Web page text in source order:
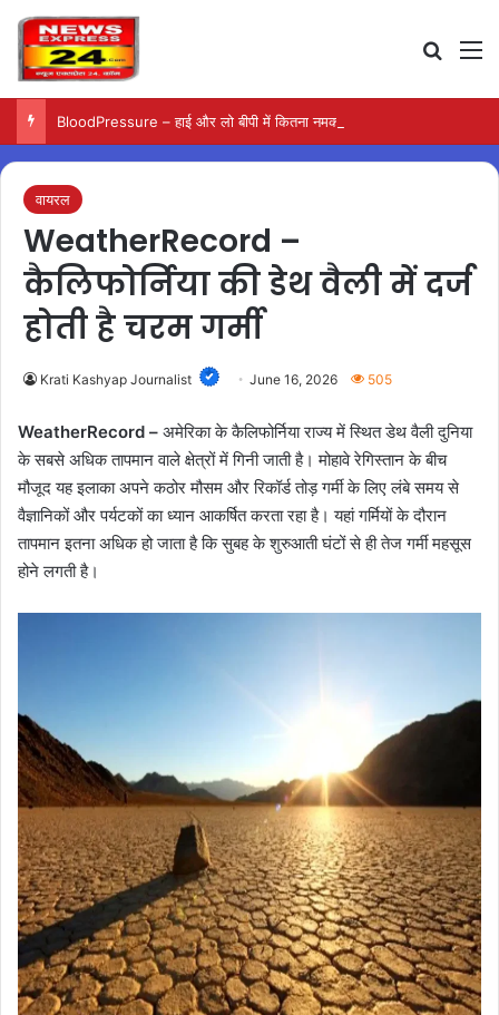
वायरल
WeatherRecord –
कैलिफोर्निया की डेथ वैली में दर्ज
होती है चरम गर्मी
Krati Kashyap Journalist June 16, 2026 505
WeatherRecord – अमेरिका के कैलिफोर्निया राज्य में स्थित डेथ वैली दुनिया
के सबसे अधिक तापमान वाले क्षेत्रों में गिनी जाती है। मोहावे रेगिस्तान के बीच
मौजूद यह इलाका अपने कठोर मौसम और रिकॉर्ड तोड़ गर्मी के लिए लंबे समय से
वैज्ञानिकों और पर्यटकों का ध्यान आकर्षित करता रहा है। यहां गर्मियों के दौरान
तापमान इतना अधिक हो जाता है कि सुबह के शुरुआती घंटों से ही तेज गर्मी महसूस
होने लगती है।